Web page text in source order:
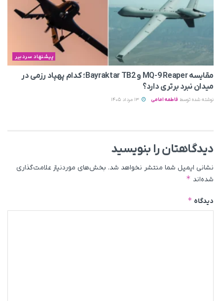
پیشنهاد سردبیر
مقایسه MQ-9 Reaper و Bayraktar TB2؛ کدام پهپاد رزمی در
میدان نبرد برتری دارد؟
نوشته شده توسط فاطمه امامی
دیدگاهتان را بنویسید
نشانی ایمیل شما منتشر نخواهد شد. بخش‌های موردنیاز علامت‌گذاری
شده‌اند *
دیدگاه *